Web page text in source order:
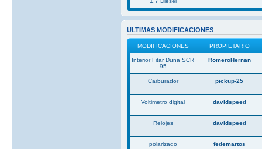
ULTIMAS MODIFICACIONES
MODIFICACIONES PROPIETARIO
Interior Fitar Duna SCR
95
RomeroHernan
Carburador pickup-25
Voltimetro digital davidspeed
Relojes davidspeed
polarizado fedemartos